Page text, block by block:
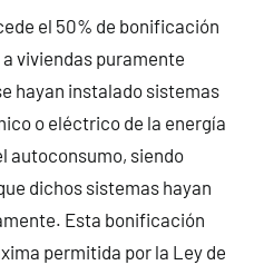
el 50% de bonificación
viviendas puramente
hayan instalado sistemas
o eléctrico de la energía
autoconsumo, siendo
dichos sistemas hayan
Esta bonificación
permitida por la Ley de